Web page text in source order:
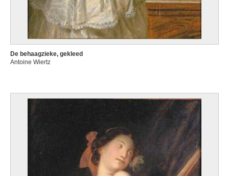
De behaagzieke, gekleed
Antoine Wiertz